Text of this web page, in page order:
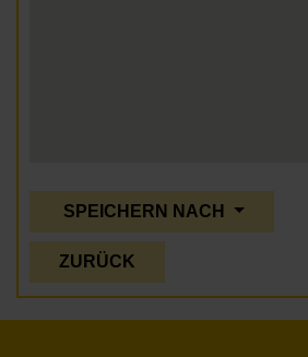
SPEICHERN NACH
ZURÜCK